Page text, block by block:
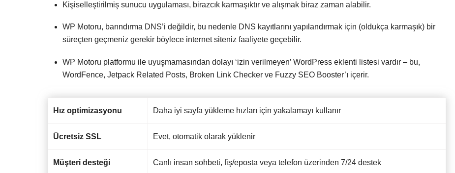
Kişiselleştirilmiş sunucu uygulaması, birazcık karmaşıktır ve alışmak biraz zaman alabilir.
WP Motoru, barındırma DNS’i değildir, bu nedenle DNS kayıtlarını yapılandırmak için (oldukça karmaşık) bir
süreçten geçmeniz gerekir böylece internet siteniz faaliyete geçebilir.
WP Motoru platformu ile uyuşmamasından dolayı ‘izin verilmeyen’ WordPress eklenti listesi vardır – bu,
WordFence, Jetpack Related Posts, Broken Link Checker ve Fuzzy SEO Booster’ı içerir.
Hız optimizasyonu Daha iyi sayfa yükleme hızları için yakalamayı kullanır
Ücretsiz SSL Evet, otomatik olarak yüklenir
Müşteri desteği Canlı insan sohbeti, fiş/eposta veya telefon üzerinden 7/24 destek